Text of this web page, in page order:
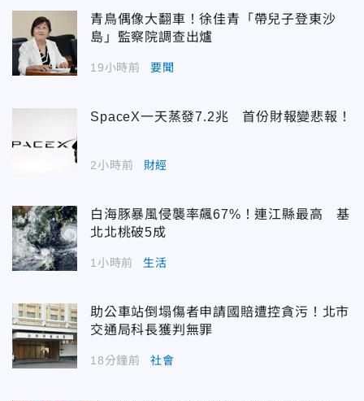
青鳥偶像大翻車！徐佳青「帶兒子登東沙
島」監察院調查出爐
19小時前 要聞
SpaceX一天蒸發7.2兆 首份財報變悲報！
2小時前 財經
白海豚暴風侵襲率飆67%！連江縣最高 基
北北桃破5成
1小時前 生活
助公車站倒塌傷者申請國賠遭控貪污！北市
交通局科長獲判無罪
18分鐘前 社會